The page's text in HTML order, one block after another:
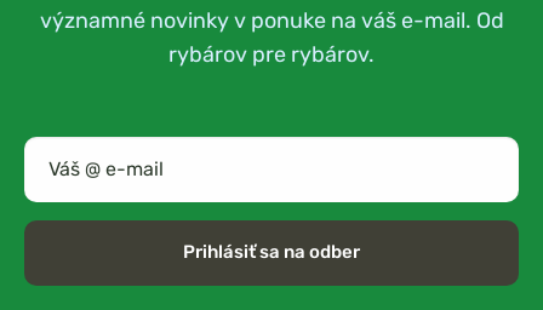
významné novinky v ponuke na váš e-mail. Od
rybárov pre rybárov.
Prihlásiť sa na odber